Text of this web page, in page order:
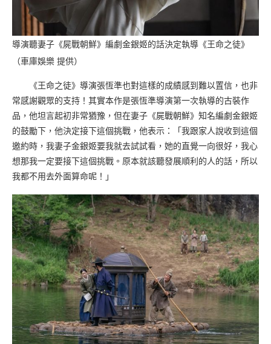
導演聽妻子《屍戰朝鮮》編劇金銀姬的話決定執導《王命之徒》
（車庫娛樂 提供）
《王命之徒》導演張恆準也對這樣的成績感到難以置信，也非
常感謝觀眾的支持！其實本作是張恆準導演第一次執導的古裝作
品，他坦言起初非常猶豫，但在妻子《屍戰朝鮮》知名編劇金銀姬
的鼓勵下，他決定接下這個挑戰，他表示：「我跟家人說收到這個
邀約時，我妻子金銀姬要我就去試試看，她的直覺一向很好，我心
想那我一定要接下這個挑戰。原本就該聽發展順利的人的話，所以
我都不用去外面算命呢！」